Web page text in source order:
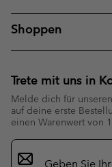
Shoppen
Trete mit uns in
Melde dich für
auf deine erste
einen Warenwert von
Newsletter-
Anmeldung